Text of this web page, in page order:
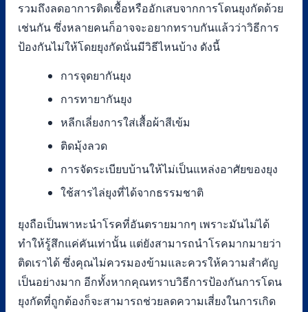
รวมถึงลดอาการติดเชื้อหรืออักเสบจากการโดนยุงกัดด้วย
เช่นกัน ซึ่งหลายคนก็อาจจะอยากทราบกันแล้วว่าวิธีการ
ป้องกันไม่ให้โดยยุงกัดนั่นมีวิธีไหนบ้าง ดังนี้
การจุดยากันยุง
การทายากันยุง
หลีกเลี่ยงการใส่เสื้อผ้าสีเข้ม
ติดมุ้งลวด
การจัดระเบียบบ้านให้ไม่เป็นแหล่งอาศัยของยุง
ใช้สารไล่ยุงที่ได้จากธรรมชาติ
ยุงถือเป็นพาหะนำโรคที่อันตรายมากๆ เพราะมันไม่ได้
ทำให้รู้สึกแค่คันเท่านั้น แต่ยังสามารถนำโรคมากมายว่า
ติดเราได้ ซึ่งคุณไม่ควรมองข้ามและควรให้ความสำคัญ
เป็นอย่างมาก อีกทั้งหากคุณทราบวิธีการป้องกันการโดน
ยุงกัดที่ถูกต้องก็จะสามารถช่วยลดความเสี่ยงในการเกิด